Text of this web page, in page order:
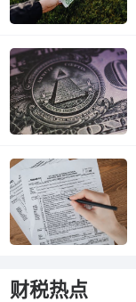
财税热点